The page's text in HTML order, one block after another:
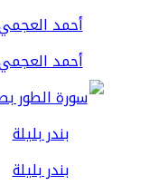
أحمد
بندر بليلة